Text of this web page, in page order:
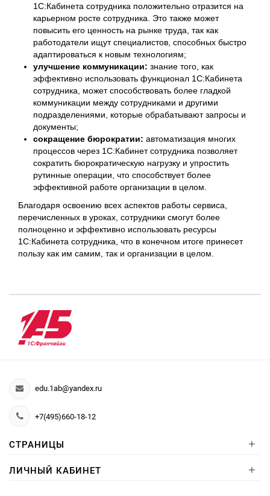
1С:Кабинета сотрудника положительно отразится на
карьерном росте сотрудника. Это также может
повысить его ценность на рынке труда, так как
работодатели ищут специалистов, способных быстро
адаптироваться к новым технологиям;
улучшение коммуникации: знание того, как
эффективно использовать функционал 1С:Кабинета
сотрудника, может способствовать более гладкой
коммуникации между сотрудниками и другими
подразделениями, которые обрабатывают запросы и
документы;
сокращение бюрократии: автоматизация многих
процессов через 1С:Кабинет сотрудника позволяет
сократить бюрократическую нагрузку и упростить
рутинные операции, что способствует более
эффективной работе организации в целом.
Благодаря освоению всех аспектов работы сервиса,
перечисленных в уроках, сотрудники смогут более
полноценно и эффективно использовать ресурсы
1С:Кабинета сотрудника, что в конечном итоге принесет
пользу как им самим, так и организации в целом.
edu.1ab@yandex.ru
+7(495)660-18-12
СТРАНИЦЫ +
ЛИЧНЫЙ КАБИНЕТ +